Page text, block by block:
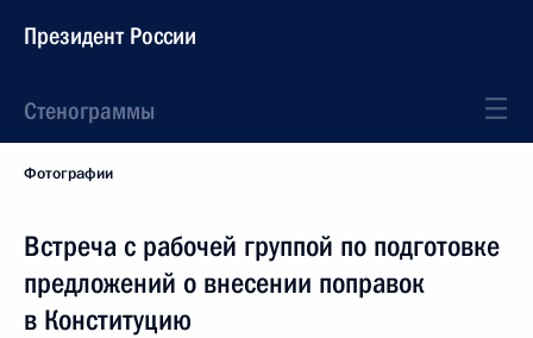
Президент России
Стенограммы
Фотографии
Встреча с рабочей группой по подготовке
предложений о внесении поправок
в Конституцию